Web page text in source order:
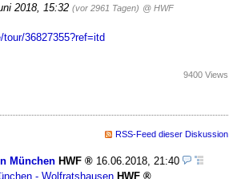
2018, 15:32 (vor 2961 Tagen) @ HWF
36827355?ref=itd
9400 Views
RSS-Feed dieser Diskussion
München HWF
16.06.2018, 21:40
- Wolfratshausen HWF